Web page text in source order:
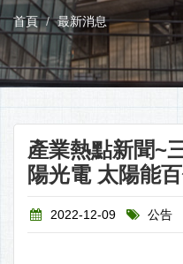
首頁 最新消息
產業熱點新聞~
陽光電 太陽能
2022-12-09 公告